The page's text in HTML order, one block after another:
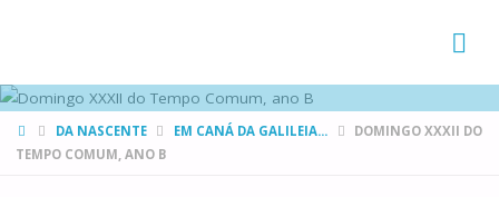
HOMEDA NASCENTE EM CANÁ DA GALILEIA...
DOMINGO XXXII DO
TEMPO COMUM, ANO B